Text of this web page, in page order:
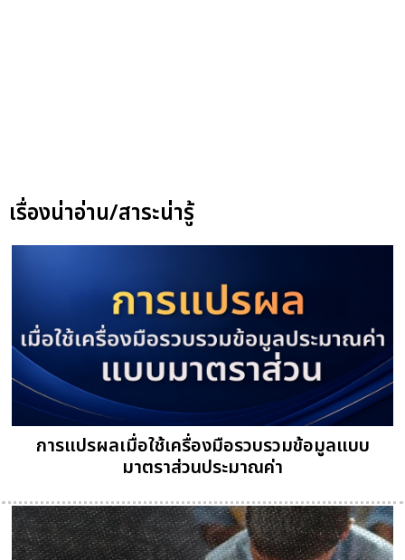
เรื่องน่าอ่าน/สาระน่ารู้
การแปรผลเมื่อใช้เครื่องมือรวบรวมข้อมูลแบบ
มาตราส่วนประมาณค่า